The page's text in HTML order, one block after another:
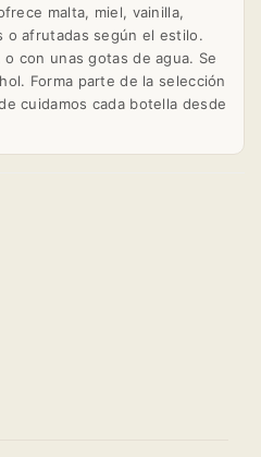
malta, miel, vainilla,
o afrutadas según el estilo.
con unas gotas de agua. Se
Forma parte de la selección
cuidamos cada botella desde